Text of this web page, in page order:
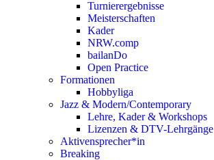
Turnierergebnisse
Meisterschaften
Kader
NRW.comp
bailanDo
Open Practice
Formationen
Hobbyliga
Jazz & Modern/Contemporary
Lehre, Kader & Workshops
Lizenzen & DTV-Lehrgänge
Aktivensprecher*in
Breaking